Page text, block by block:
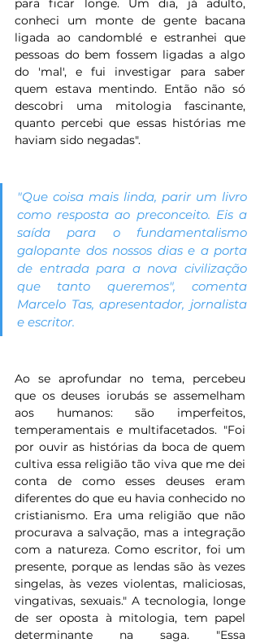
para ficar longe. Um dia, já adulto,
conheci um monte de gente bacana
ligada ao candomblé e estranhei que
pessoas do bem fossem ligadas a algo
do 'mal', e fui investigar para saber
quem estava mentindo. Então não só
descobri uma mitologia fascinante,
quanto percebi que essas histórias me
haviam sido negadas".
"Que coisa mais linda, parir um livro
como resposta ao preconceito. Eis a
saída para o fundamentalismo
galopante dos nossos dias e a porta
de entrada para a nova civilização
que tanto queremos", comenta
Marcelo Tas, apresentador, jornalista
e escritor.
Ao se aprofundar no tema, percebeu
que os deuses iorubás se assemelham
aos humanos: são imperfeitos,
temperamentais e multifacetados. "Foi
por ouvir as histórias da boca de quem
cultiva essa religião tão viva que me dei
conta de como esses deuses eram
diferentes do que eu havia conhecido no
cristianismo. Era uma religião que não
procurava a salvação, mas a integração
com a natureza. Como escritor, foi um
presente, porque as lendas são às vezes
singelas, às vezes violentas, maliciosas,
vingativas, sexuais." A tecnologia, longe
de ser oposta à mitologia, tem papel
determinante na saga. "Essa